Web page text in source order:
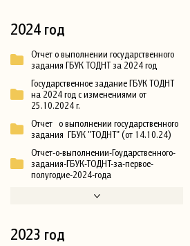
2024 год
Отчет о выполнении государственного
задания ГБУК ТОДНТ за 2024 год
Государственное задание ГБУК ТОДНТ
на 2024 год с изменениями от
25.10.2024 г.
Отчет о выполнении государственного
задания ГБУК "ТОДНТ" (от 14.10.24)
Отчет-о-выполнении-Гоударственного-
задания-ГБУК-ТОДНТ-за-первое-
полугодие-2024-года
2023 год